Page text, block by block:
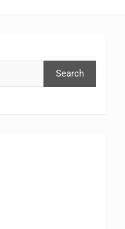
Search